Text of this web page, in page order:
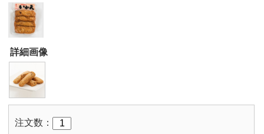
詳細画像
注文数：